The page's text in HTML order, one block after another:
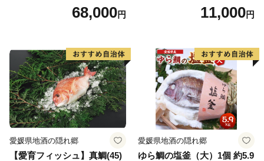
68,000円 11,000円
愛媛県地酒の隠れ郷
【愛育フィッシュ】真鯛(45)
愛媛県地酒の隠れ郷
ゆら鯛の塩釜（大）1個 約5.9